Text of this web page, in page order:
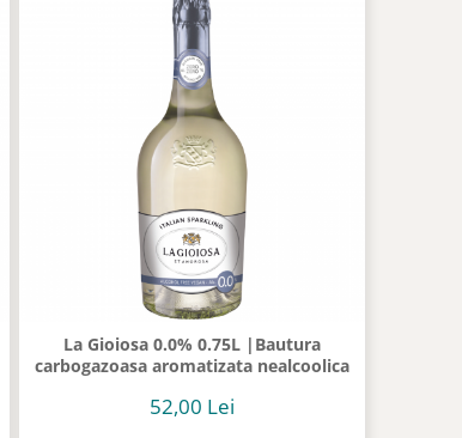
La Gioiosa 0.0% 0.75L |Bautura
carbogazoasa aromatizata nealcoolica
52,00 Lei